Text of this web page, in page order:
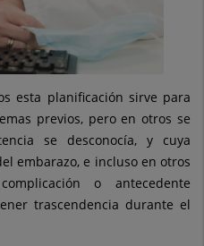
esta planificación sirve para
previos, pero en otros se
se desconocía, y cuya
embarazo, e incluso en otros
o antecedente
trascendencia durante el